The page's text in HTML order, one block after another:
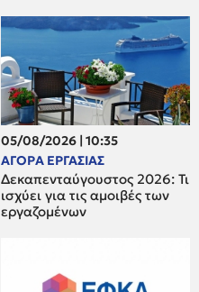
05/08/2026 | 10:35
ΑΓΟΡΑ ΕΡΓΑΣΙΑΣ
Δεκαπενταύγουστος 2026: Τι
ισχύει για τις αμοιβές των
εργαζομένων